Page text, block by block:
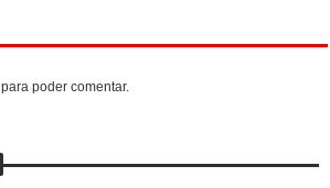
para poder comentar.